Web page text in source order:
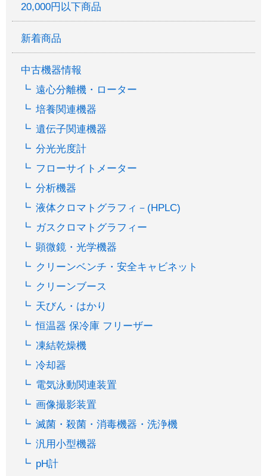
20,000円以下商品
新着商品
中古機器情報
遠心分離機・ローター
培養関連機器
遺伝子関連機器
分光光度計
フローサイトメーター
分析機器
液体クロマトグラフィ－(HPLC)
ガスクロマトグラフィー
顕微鏡・光学機器
クリーンベンチ・安全キャビネット
クリーンブース
天びん・はかり
恒温器 保冷庫 フリーザー
凍結乾燥機
冷却器
電気泳動関連装置
画像撮影装置
滅菌・殺菌・消毒機器・洗浄機
汎用小型機器
pH計